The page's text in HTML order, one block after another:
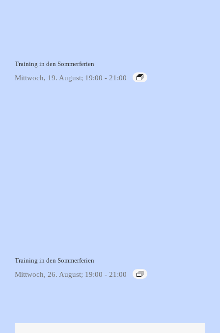
Training in den Sommerferien
Mittwoch, 19. August; 19:00 - 21:00
Training in den Sommerferien
Mittwoch, 26. August; 19:00 - 21:00